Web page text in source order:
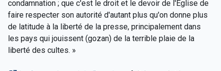
condamnation ; que c'est le droit et le devoir de l'Église de
faire respecter son autorité d'autant plus qu'on donne plus
de latitude à la liberté de la presse, principalement dans
les pays qui jouissent (gozan) de la terrible plaie de la
liberté des cultes. »